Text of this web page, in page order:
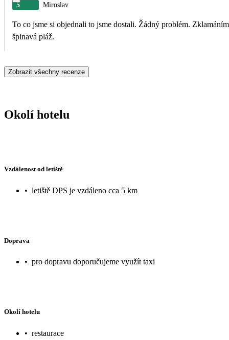
5 Miroslav
To co jsme si objednali to jsme dostali. Žádný problém.
špinavá pláž.
Zobrazit všechny recenze
Okolí hotelu
Vzdálenost od letiště
• letiště DPS je vzdáleno cca 5 km
Doprava
• pro dopravu doporučujeme využít taxi
Okolí hotelu
• restaurace